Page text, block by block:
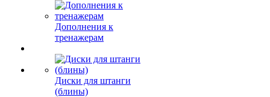
Дополнения к
тренажерам
Диски для штанги
(блины)